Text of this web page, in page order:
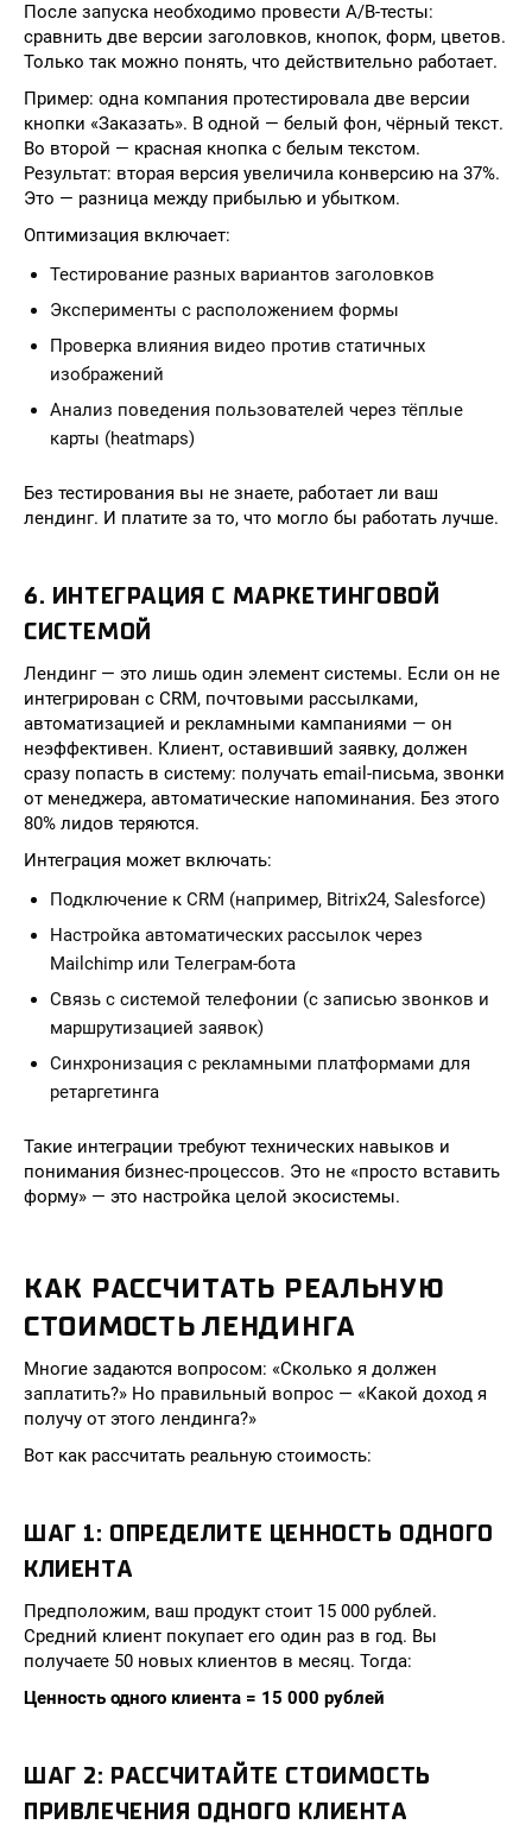
После запуска необходимо провести A/B-тесты:
сравнить две версии заголовков, кнопок, форм, цветов.
Только так можно понять, что действительно работает.
Пример: одна компания протестировала две версии
кнопки «Заказать». В одной — белый фон, чёрный текст.
Во второй — красная кнопка с белым текстом.
Результат: вторая версия увеличила конверсию на 37%.
Это — разница между прибылью и убытком.
Оптимизация включает:
Тестирование разных вариантов заголовков
Эксперименты с расположением формы
Проверка влияния видео против статичных
изображений
Анализ поведения пользователей через тёплые
карты (heatmaps)
Без тестирования вы не знаете, работает ли ваш
лендинг. И платите за то, что могло бы работать лучше.
6. ИНТЕГРАЦИЯ С МАРКЕТИНГОВОЙ
СИСТЕМОЙ
Лендинг — это лишь один элемент системы. Если он не
интегрирован с CRM, почтовыми рассылками,
автоматизацией и рекламными кампаниями — он
неэффективен. Клиент, оставивший заявку, должен
сразу попасть в систему: получать email-письма, звонки
от менеджера, автоматические напоминания. Без этого
80% лидов теряются.
Интеграция может включать:
Подключение к CRM (например, Bitrix24, Salesforce)
Настройка автоматических рассылок через
Mailchimp или Телеграм-бота
Связь с системой телефонии (с записью звонков и
маршрутизацией заявок)
Синхронизация с рекламными платформами для
ретаргетинга
Такие интеграции требуют технических навыков и
понимания бизнес-процессов. Это не «просто вставить
форму» — это настройка целой экосистемы.
КАК РАССЧИТАТЬ РЕАЛЬНУЮ
СТОИМОСТЬ ЛЕНДИНГА
Многие задаются вопросом: «Сколько я должен
заплатить?» Но правильный вопрос — «Какой доход я
получу от этого лендинга?»
Вот как рассчитать реальную стоимость:
ШАГ 1: ОПРЕДЕЛИТЕ ЦЕННОСТЬ ОДНОГО
КЛИЕНТА
Предположим, ваш продукт стоит 15 000 рублей.
Средний клиент покупает его один раз в год. Вы
получаете 50 новых клиентов в месяц. Тогда:
Ценность одного клиента = 15 000 рублей
ШАГ 2: РАССЧИТАЙТЕ СТОИМОСТЬ
ПРИВЛЕЧЕНИЯ ОДНОГО КЛИЕНТА